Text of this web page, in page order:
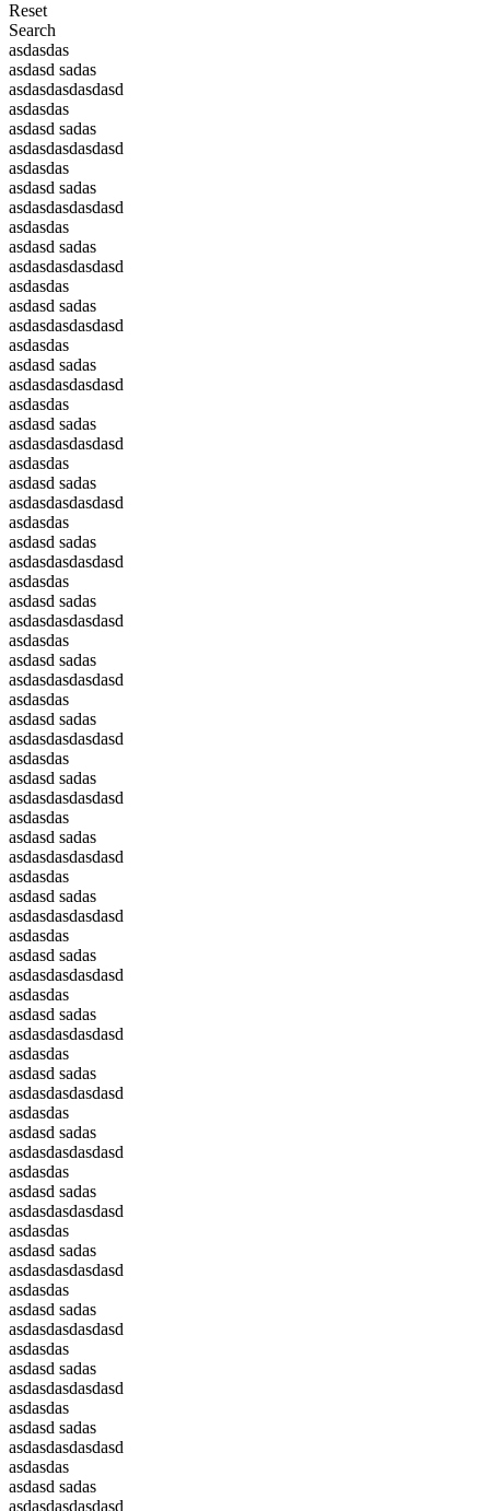
Reset
Search
asdasdas
asdasd sadas
asdasdasdasdasd
asdasdas
asdasd sadas
asdasdasdasdasd
asdasdas
asdasd sadas
asdasdasdasdasd
asdasdas
asdasd sadas
asdasdasdasdasd
asdasdas
asdasd sadas
asdasdasdasdasd
asdasdas
asdasd sadas
asdasdasdasdasd
asdasdas
asdasd sadas
asdasdasdasdasd
asdasdas
asdasd sadas
asdasdasdasdasd
asdasdas
asdasd sadas
asdasdasdasdasd
asdasdas
asdasd sadas
asdasdasdasdasd
asdasdas
asdasd sadas
asdasdasdasdasd
asdasdas
asdasd sadas
asdasdasdasdasd
asdasdas
asdasd sadas
asdasdasdasdasd
asdasdas
asdasd sadas
asdasdasdasdasd
asdasdas
asdasd sadas
asdasdasdasdasd
asdasdas
asdasd sadas
asdasdasdasdasd
asdasdas
asdasd sadas
asdasdasdasdasd
asdasdas
asdasd sadas
asdasdasdasdasd
asdasdas
asdasd sadas
asdasdasdasdasd
asdasdas
asdasd sadas
asdasdasdasdasd
asdasdas
asdasd sadas
asdasdasdasdasd
asdasdas
asdasd sadas
asdasdasdasdasd
asdasdas
asdasd sadas
asdasdasdasdasd
asdasdas
asdasd sadas
asdasdasdasdasd
asdasdas
asdasd sadas
asdasdasdasdasd